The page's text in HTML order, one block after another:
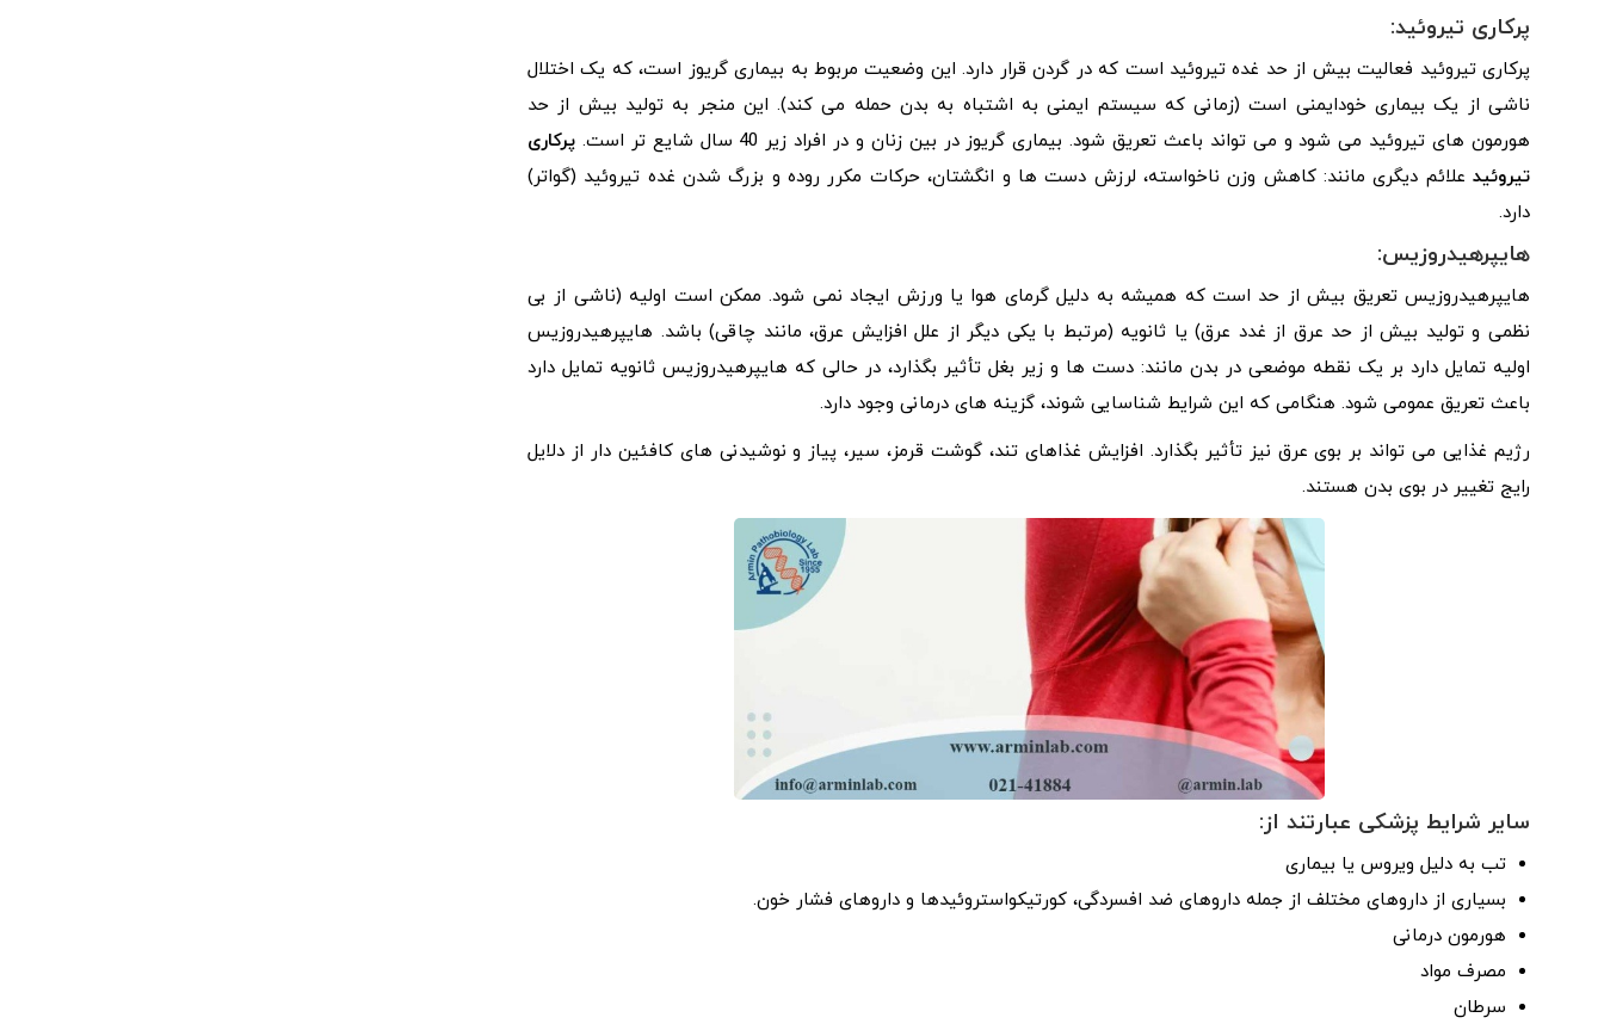
پرکاری تیروئید:
پرکاری تیروئید فعالیت بیش از حد غده تیروئید است که در گردن قرار دارد. این وضعیت مربوط به بیماری گریوز است، که یک اختلال
ناشی از یک بیماری خودایمنی است (زمانی که سیستم ایمنی به اشتباه به بدن حمله می کند). این منجر به تولید بیش از حد
هورمون های تیروئید می شود و می تواند باعث تعریق شود. بیماری گریوز در بین زنان و در افراد زیر 40 سال شایع تر است.
پرکاری
تیروئید علائم دیگری مانند: کاهش وزن ناخواسته، لرزش دست ها و انگشتان، حرکات مکرر روده و بزرگ شدن غده تیروئید (گواتر)
دارد.
هایپرهیدروزیس:
هایپرهیدروزیس تعریق بیش از حد است که همیشه به دلیل گرمای هوا یا ورزش ایجاد نمی شود. ممکن است اولیه (ناشی از بی
نظمی و تولید بیش از حد عرق از غدد عرق) یا ثانویه (مرتبط با یکی دیگر از علل افزایش عرق، مانند چاقی) باشد. هایپرهیدروزیس
اولیه تمایل دارد بر یک نقطه موضعی در بدن مانند: دست ها و زیر بغل تأثیر بگذارد، در حالی که هایپرهیدروزیس ثانویه تمایل دارد
باعث تعریق عمومی شود. هنگامی که این شرایط شناسایی شوند، گزینه های درمانی وجود دارد.
رژیم غذایی می تواند بر بوی عرق نیز تأثیر بگذارد. افزایش غذاهای تند، گوشت قرمز، سیر، پیاز و نوشیدنی های کافئین دار از دلایل
رایج تغییر در بوی بدن هستند.
سایر شرایط پزشکی عبارتند از:
تب به دلیل ویروس یا بیماری
بسیاری از داروهای مختلف از جمله داروهای ضد افسردگی، کورتیکواستروئیدها و داروهای فشار خون.
هورمون درمانی
مصرف مواد
سرطان